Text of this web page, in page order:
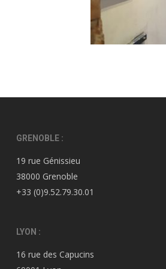
GRENOBLE :
19 rue Génissieu
38000 Grenoble
+33 (0)9.52.79.30.01
LYON :
16 rue des Capucins